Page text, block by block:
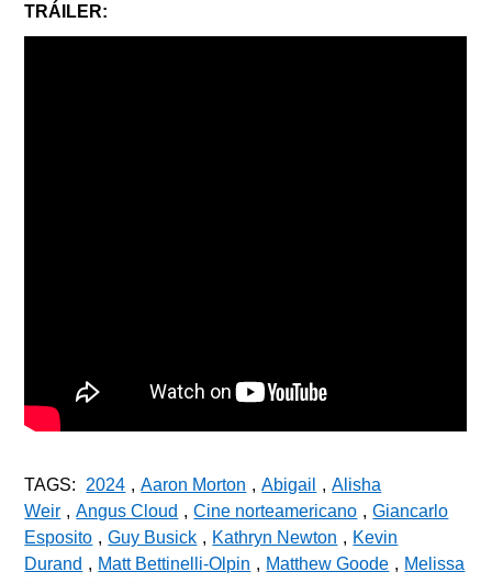
TRÁILER:
TAGS: 2024 , Aaron Morton , Abigail , Alisha
Weir , Angus Cloud , Cine norteamericano , Giancarlo
Esposito , Guy Busick , Kathryn Newton , Kevin
Durand , Matt Bettinelli-Olpin , Matthew Goode , Melissa